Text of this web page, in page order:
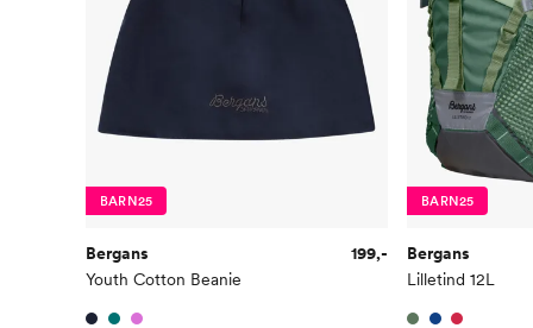
BARN25
Bergans
Youth Cotton Beanie
199,-
BARN25
Bergans
Lilletind 12L